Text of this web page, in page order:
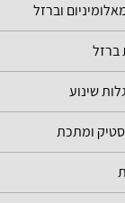
וברזל
ברזל
שינוע
ומתכת